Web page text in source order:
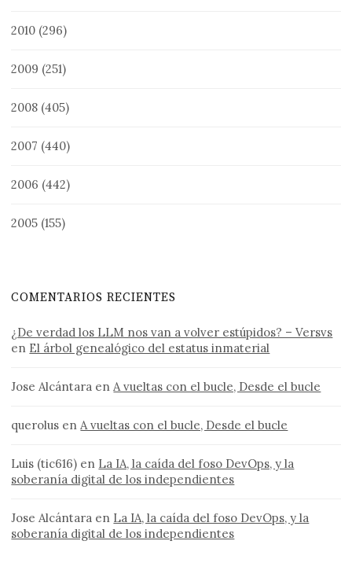
2010 (296)
2009 (251)
2008 (405)
2007 (440)
2006 (442)
2005 (155)
COMENTARIOS RECIENTES
¿De verdad los LLM nos van a volver estúpidos? – Versvs
en El árbol genealógico del estatus inmaterial
Jose Alcántara enA vueltas con el bucle, Desde el bucle
querolus enA vueltas con el bucle, Desde el bucle
Luis (tic616) en La IA, la caída del foso DevOps, y la
soberanía digital de los independientes
Jose Alcántara en La IA, la caída del foso DevOps, y la
soberanía digital de los independientes